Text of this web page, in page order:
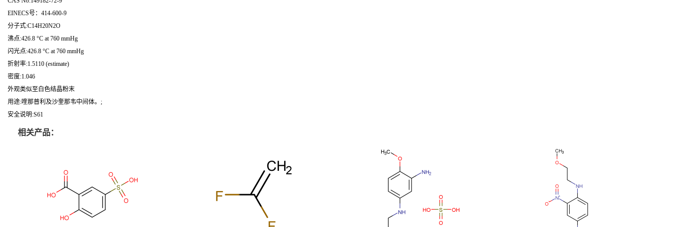
EINECS号：414-600-9
分子式:C14H20N2O
沸点:426.8 °C at 760 mmHg
闪光点:426.8 °C at 760 mmHg
折射率:1.5110 (estimate)
密度:1.046
外观类似至白色结晶粉末
用途:喹那普利及沙奎那韦中间体。;
安全说明:S61
相关产品：